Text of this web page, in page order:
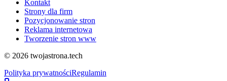
Kontakt
Strony dla firm
Pozycjonowanie stron
Reklama internetowa
Tworzenie stron www
© 2026 twojastrona.tech
Polityka prywatnościRegulamin